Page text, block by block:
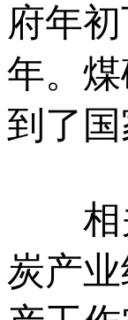
府年
年。
到了
相关
炭产